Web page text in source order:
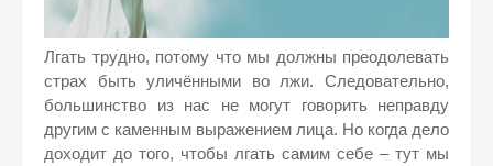
Лгать трудно, потому что мы должны преодолевать
страх быть уличёнными во лжи. Следовательно,
большинство из нас не могут говорить неправду
другим с каменным выражением лица. Но когда дело
доходит до того, чтобы лгать самим себе – тут мы